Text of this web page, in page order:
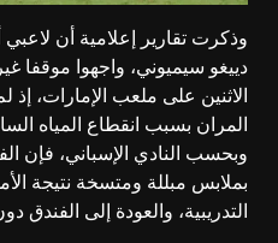
وذكرت تقارير إعلامية أن لاعبي
دييغو سيميوني، واجهوا موقفا
الاثنين على ملعب الإمارات، إذ
المران بسبب انقطاع المياه
وبحسب النادي الإسباني، فإن
بملابس مبللة ومتسخة نتيجة
التدريبية، والعودة إلى الفندق